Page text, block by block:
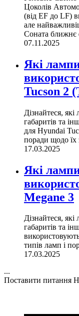
Цоколів
(від EF до LF)
але
Соната ближнє
07.11.2025
Які
Tucson 2
Дізнайтеся,
габаритів та
для Hyundai
поради щодо їх
17.03.2025
Які
Megane 3
Дізнайтеся,
габаритів та
типів ламп і
17.03.2025
...
Поставити питання